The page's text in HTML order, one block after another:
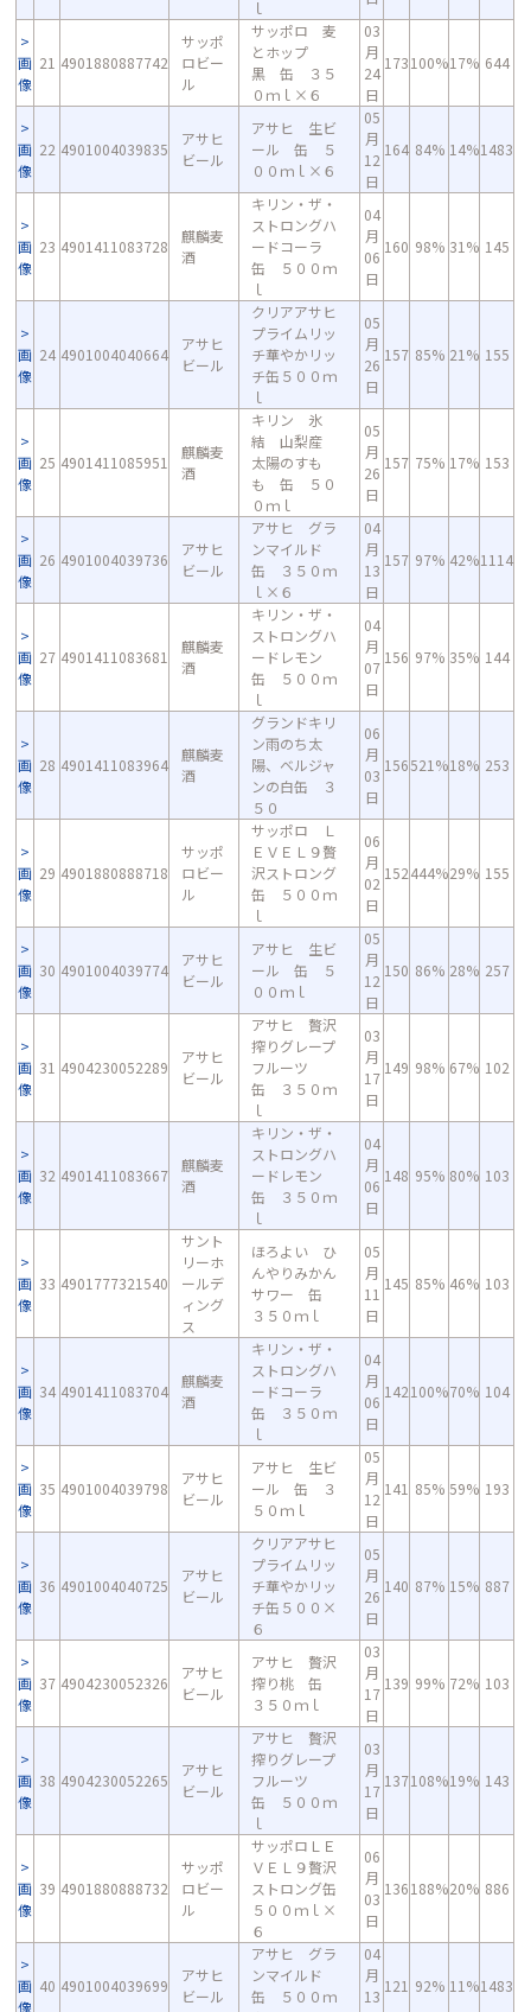
ｌ
画
像
21 4901880887742
サッポ
ロビー
ル
サッポロ 麦
とホップ
黒 缶 ３５
０ｍｌ×６
03
月
24
日
173100%17% 644
画
像
22 4901004039835
アサヒ
ビール
アサヒ 生ビ
ール 缶 ５
００ｍｌ×６
05
月
12
日
164 84% 14%1483
画
像
23 4901411083728
麒麟麦
酒
キリン・ザ・
ストロングハ
ードコーラ
缶 ５００ｍ
ｌ
04
月
06
日
160 98% 31% 145
画
像
24 4901004040664
アサヒ
ビール
クリアアサヒ
プライムリッ
チ華やかリッ
チ缶５００ｍ
ｌ
05
月
26
日
157 85% 21% 155
画
像
25 4901411085951
麒麟麦
酒
キリン 氷
結 山梨産
太陽のすも
も 缶 ５０
０ｍｌ
05
月
26
日
157 75% 17% 153
画
像
26 4901004039736
アサヒ
ビール
アサヒ グラ
ンマイルド
缶 ３５０ｍ
ｌ×６
04
月
13
日
157 97% 42%1114
画
像
27 4901411083681
麒麟麦
酒
キリン・ザ・
ストロングハ
ードレモン
缶 ５００ｍ
ｌ
04
月
07
日
156 97% 35% 144
画
像
28 4901411083964
麒麟麦
酒
グランドキリ
ン雨のち太
陽、ベルジャ
ンの白缶 ３
５０
06
月
03
日
156521%18% 253
画
像
29 4901880888718
サッポ
ロビー
ル
サッポロ Ｌ
ＥＶＥＬ９贅
沢ストロング
缶 ５００ｍ
ｌ
06
月
02
日
152444%29% 155
画
像
30 4901004039774
アサヒ
ビール
アサヒ 生ビ
ール 缶 ５
００ｍｌ
05
月
12
日
150 86% 28% 257
画
像
31 4904230052289
アサヒ
ビール
アサヒ 贅沢
搾りグレープ
フルーツ
缶 ３５０ｍ
ｌ
03
月
17
日
149 98% 67% 102
画
像
32 4901411083667
麒麟麦
酒
キリン・ザ・
ストロングハ
ードレモン
缶 ３５０ｍ
ｌ
04
月
06
日
148 95% 80% 103
画
像
33 4901777321540
サント
リーホ
ールデ
ィング
ス
ほろよい ひ
んやりみかん
サワー 缶
３５０ｍｌ
05
月
11
日
145 85% 46% 103
画
像
34 4901411083704
麒麟麦
酒
キリン・ザ・
ストロングハ
ードコーラ
缶 ３５０ｍ
ｌ
04
月
06
日
142100%70% 104
画
像
35 4901004039798
アサヒ
ビール
アサヒ 生ビ
ール 缶 ３
５０ｍｌ
05
月
12
日
141 85% 59% 193
画
像
36 4901004040725
アサヒ
ビール
クリアアサヒ
プライムリッ
チ華やかリッ
チ缶５００×
６
05
月
26
日
140 87% 15% 887
画
像
37 4904230052326
アサヒ
ビール
アサヒ 贅沢
搾り桃 缶
３５０ｍｌ
03
月
17
日
139 99% 72% 103
画
像
38 4904230052265
アサヒ
ビール
アサヒ 贅沢
搾りグレープ
フルーツ
缶 ５００ｍ
ｌ
03
月
17
日
137108%19% 143
画
像
39 4901880888732
サッポ
ロビー
ル
サッポロＬＥ
ＶＥＬ９贅沢
ストロング缶
５００ｍｌ×
６
06
月
03
日
136188%20% 886
画
像
40 4901004039699
アサヒ
ビール
アサヒ グラ
ンマイルド
缶 ５００ｍ
04
月
13
121 92% 11%1483